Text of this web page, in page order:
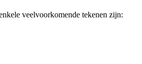
veelvoorkomende tekenen zijn: